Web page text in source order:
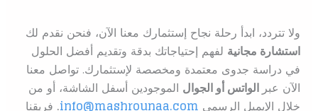
ولا تتردد، ابدأ رحلة نجاح إستثمارك معنا الآن، فنحن نقدم لك
استشارة مجانيةلفهم إحتياجاتك بدقة وتقديم أفضل الحلول
في دراسة جدوى معتمدة ومخصصة لإستثمارك. تواصل معنا
الآن عبرالواتس أو الجوالالموجودين أسفل الشاشة، أو من
خلال الإيميل الرسمي info@mashrounaa.com
.فريقنا